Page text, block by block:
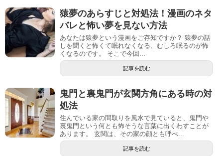
猿夢のあらすじと対処法！漫画のネタ
バレと怖い夢を見ない方法
あなたは猿夢という漫画をご存知ですか？ 猿夢の話
しを聞くと怖くて眠れなくなる、むしろ眠るのが怖
くなるのです。 そこで今回...
記事を読む
鬼門と裏鬼門が玄関方角にある時の対
処法
住んでいる家の間取りを風水で見ていると、鬼門や
裏鬼門という何とも怖そうな言葉に出くわすことが
あります。 玄関は、その家の顔とも呼べ...
記事を読む